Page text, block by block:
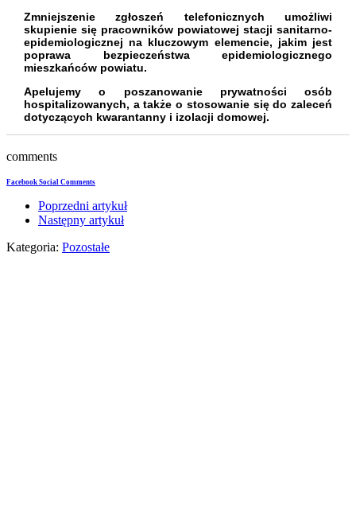
Zmniejszenie zgłoszeń telefonicznych umożliwi
skupienie się pracowników powiatowej stacji sanitarno-
epidemiologicznej na kluczowym elemencie, jakim jest
poprawa bezpieczeństwa epidemiologicznego
mieszkańców powiatu.
Apelujemy o poszanowanie prywatności osób
hospitalizowanych, a także o stosowanie się do zaleceń
dotyczących kwarantanny i izolacji domowej.
comments
Facebook Social Comments
Poprzedni artykuł
Następny artykuł
Kategoria: Pozostałe